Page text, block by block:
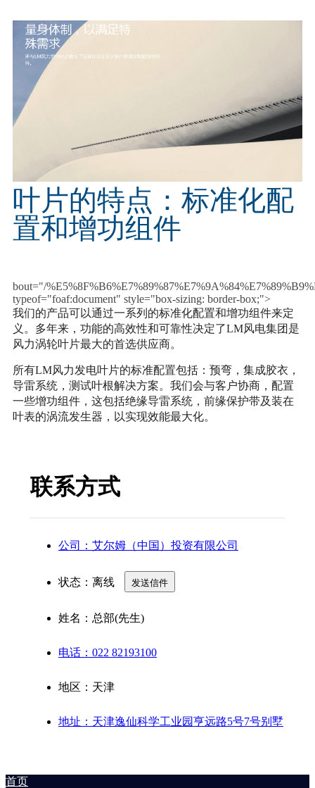
叶片的特点：标准化配
置和增功组件
bout="/
typeof="foaf:document" style="box-sizing: border-box;">
我们的产品可以通过一系列的标准化配置和增功组件来定
义。多年来，功能的高效性和可靠性决定了LM风电集团是
风力涡轮叶片最大的首选供应商。
所有LM风力发电叶片的标准配置包括：预弯，集成胶衣，
导雷系统，测试叶根解决方案。我们会与客户协商，配置
一些增功组件，这包括绝缘导雷系统，前缘保护带及装在
叶表的涡流发生器，以实现效能最大化。
联系方式
公司：艾尔姆（中国）投资有限公司
状态： 离线 发送信件
姓名：总部(先生)
电话：022 82193100
地区：天津
地址：天津逸仙科学工业园亨远路5号7号别墅
首页